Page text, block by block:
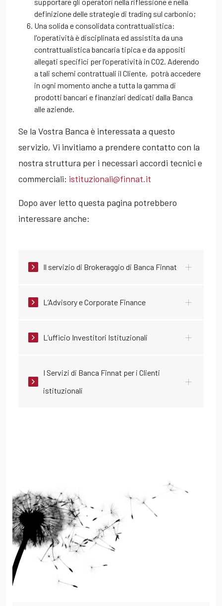
supportare gli operatori nella riflessione e nella
definizione delle strategie di trading sul carbonio;
Una solida e consolidata contrattualistica:
l'operatività è disciplinata ed assistita da una
contrattualistica bancaria tipica e da appositi
allegati specifici per l'operatività in CO2. Aderendo
a tali schemi contrattuali il Cliente, potrà accedere
in ogni momento anche a tutta la gamma di
prodotti bancari e finanziari dedicati dalla Banca
alle aziende.
Se la Vostra Banca è interessata a questo
servizio, Vi invitiamo a prendere contatto con la
nostra struttura per i necessari accordi tecnici e
commerciali: istituzionali@finnat.it
Dopo aver letto questa pagina potrebbero
interessare anche:
Il servizio di Brokeraggio di Banca Finnat
L’Advisory e Corporate Finance
L’ufficio Investitori Istituzionali
I Servizi di Banca Finnat per i Clienti
istituzionali